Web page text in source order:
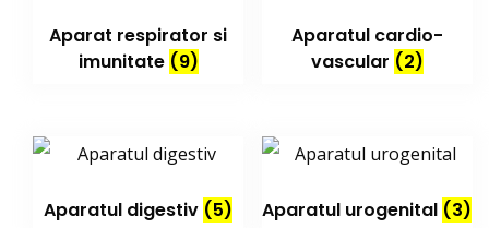
Aparat respirator si
imunitate (9)
Aparatul cardio-
vascular (2)
Aparatul digestiv (5) Aparatul urogenital (3)